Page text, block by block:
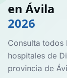
en Ávila
2026
Consulta todos
hospitales de
provincia de